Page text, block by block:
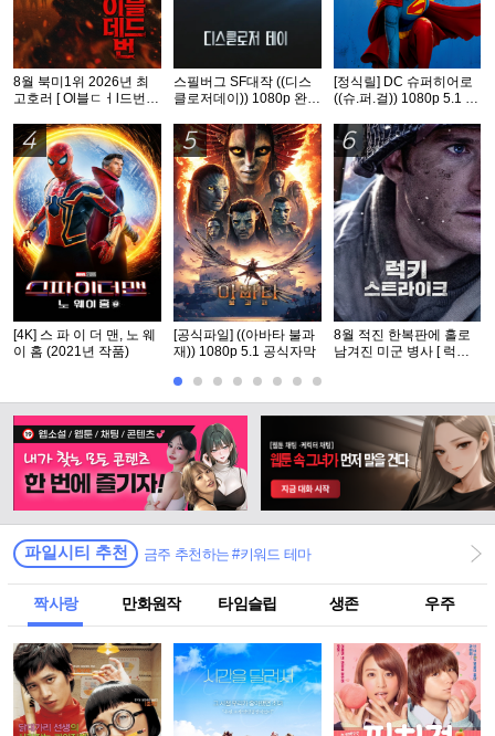
8월 북미1위 2026년 최
고호러 [ Ol블ㄷㅓl드번 ]
스필버그 SF대작 ((디스
클로저데이)) 1080p 완벽
[정식릴] DC 슈퍼히어로
((슈.퍼.걸)) 1080p 5.1 공
4
[4K] 스 파 이 더 맨, 노 웨
이 홈 (2021년 작품)
5
[공식파일] ((아바타 불과
재)) 1080p 5.1 공식자막
6
8월 적진 한복판에 홀로
남겨진 미군 병사 [ 럭키
파일시티 추천 금주 추천하는 #키워드 테마
짝사랑 만화원작 타임슬립 생존 우주